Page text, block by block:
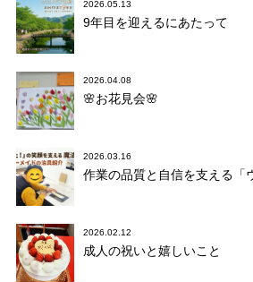
2026.05.13
9年目を迎えるにあたって
2026.04.08
🌸お花見会🌸
2026.03.16
作業の品質と自信を支える「
2026.02.12
成人の祝いと嬉しいこと